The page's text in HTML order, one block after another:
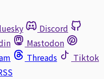
Discord
Mastodon
Threads
Tiktok